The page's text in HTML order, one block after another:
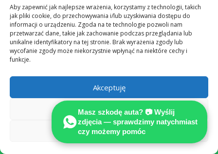
Aby zapewnić jak najlepsze wrażenia, korzystamy z technologii, takich
jak pliki cookie, do przechowywania i/lub uzyskiwania dostępu do
informacji o urządzeniu. Zgoda na te technologie pozwoli nam
przetwarzać dane, takie jak zachowanie podczas przeglądania lub
unikalne identyfikatory na tej stronie. Brak wyrażenia zgody lub
wycofanie zgody może niekorzystnie wpłynąć na niektóre cechy i
funkcje.
Akceptuję
Odmów
Zobacz preferencje
odszkodowania.
Kiedy przysługuje auto zastępcze?
Przy niezawinionej szkodzie z OC sprawcy
Alternatywą jest odszkodowanie za utratę
możliwości korzystania (Nutzungsausfall).
Czym jest utrata wartości pojazdu
(Wertminderung)?
To spadek wartości rynkowej auta po

Masz szkodę auta? 📷 Wyślij
zdjęcia — sprawdzimy natychmiast
czy możemy pomóc